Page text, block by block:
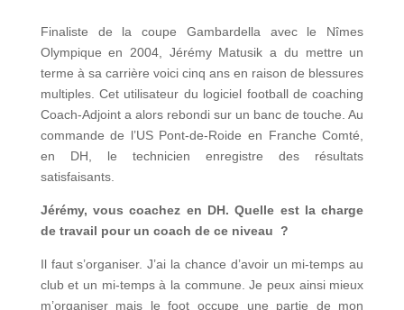
Finaliste de la coupe Gambardella avec le Nîmes
Olympique en 2004, Jérémy Matusik a du mettre un
terme à sa carrière voici cinq ans en raison de blessures
multiples. Cet utilisateur du logiciel football de coaching
Coach-Adjoint a alors rebondi sur un banc de touche. Au
commande de l’US Pont-de-Roide en Franche Comté,
en DH, le technicien enregistre des résultats
satisfaisants.
Jérémy, vous coachez en DH. Quelle est la charge
de travail pour un coach de ce niveau ?
Il faut s’organiser. J’ai la chance d’avoir un mi-temps au
club et un mi-temps à la commune. Je peux ainsi mieux
m’organiser mais le foot occupe une partie de mon